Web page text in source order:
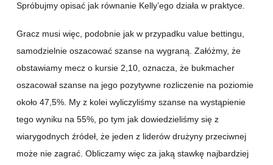
Spróbujmy opisać jak równanie Kelly’ego działa w praktyce.
Gracz musi więc, podobnie jak w przypadku value bettingu,
samodzielnie oszacować szanse na wygraną. Załóżmy, że
obstawiamy mecz o kursie 2,10, oznacza, że bukmacher
oszacował szanse na jego pozytywne rozliczenie na poziomie
około 47,5%. My z kolei wyliczyliśmy szanse na wystąpienie
tego wyniku na 55%, po tym jak dowiedzieliśmy się z
wiarygodnych źródeł, że jeden z liderów drużyny przeciwnej
może nie zagrać. Obliczamy więc za jaką stawkę najbardziej